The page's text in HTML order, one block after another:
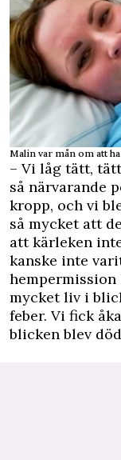
Malin var mån om att
– Vi låg tätt,
så närvarande
kropp, och vi
så mycket att
att kärleken
kanske inte
hempermission
mycket liv i
feber. Vi fick
blicken blev